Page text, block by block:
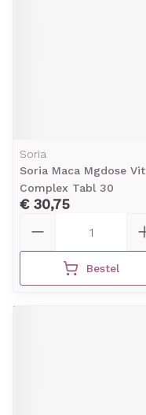
Soria
Soria Maca Mgdose Vit
Complex Tabl 30
€ 30,75
Bestel